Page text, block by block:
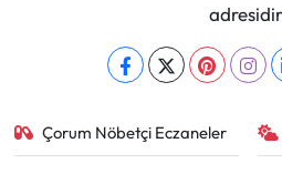
Çorum Nöbetçi Eczaneler